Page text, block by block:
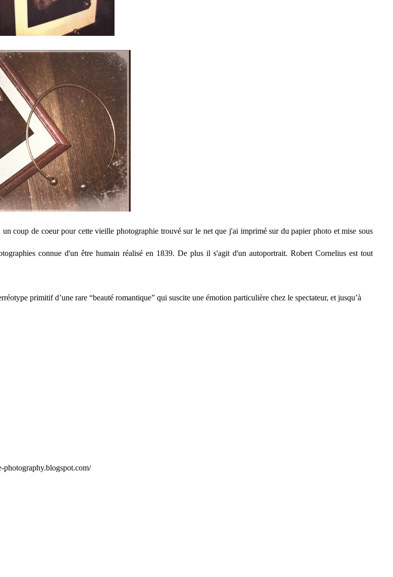
coup de coeur pour cette vieille photographie trouvé sur le net que j'ai imprimé sur du papier photo et mise sous
connue d'un être humain réalisé en 1839. De plus il s'agit d'un autoportrait. Robert Cornelius est tout
primitif d’une rare “beauté romantique” qui suscite une émotion particulière chez le spectateur, et jusqu’à
photography.blogspot.com/